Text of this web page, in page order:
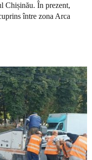
Chișinău. În prezent,
între zona Arca